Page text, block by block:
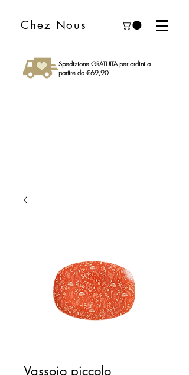
Chez Nous
Spedizione GRATUITA per ordini a
partire da €69,90
Vassoio piccolo